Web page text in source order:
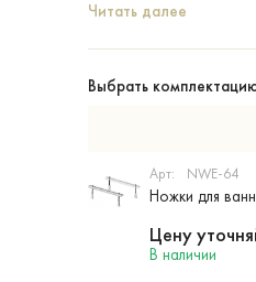
Читать далее
Выбрать
Ножки для
Арт: NWE-64
В наличии
Цену